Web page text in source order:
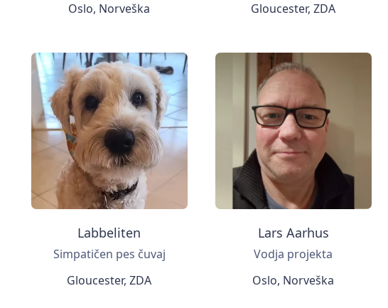
Oslo, Norveška
Gloucester, ZDA
Labbeliten
Simpatičen pes čuvaj
Gloucester, ZDA
Lars Aarhus
Vodja projekta
Oslo, Norveška